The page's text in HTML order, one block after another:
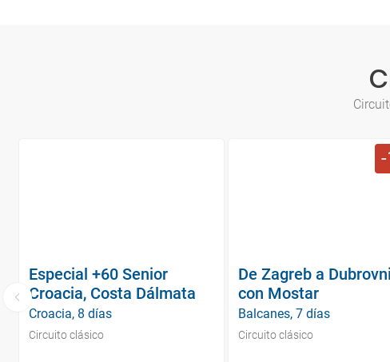
Especial +60 Senior
Croacia, Costa Dálmata
Croacia, 8 días
Circuito clásico
De Zagreb a
con Mostar
Balcanes, 7 días
Circuito clásico